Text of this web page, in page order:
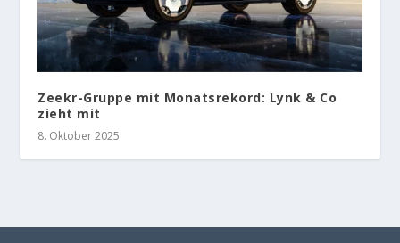
Zeekr-Gruppe mit Monatsrekord: Lynk & Co
zieht mit
8. Oktober 2025